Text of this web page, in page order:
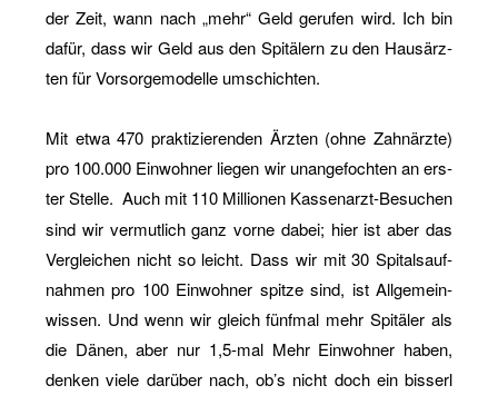
der Zeit, wann nach „mehr“ Geld ge­ru­fen wird. Ich bin
dafür, dass wir Geld aus den Spi­tä­lern zu den Haus­ärz­
ten für Vor­sor­ge­mo­del­le um­schich­ten.
Mit etwa 470 prak­ti­zie­ren­den Ärz­ten (ohne Zahn­ärz­te)
pro 100.000 Ein­woh­ner lie­gen wir un­an­ge­foch­ten an ers­
ter Stel­le. Auch mit 110 Mil­lio­nen Kas­sen­arzt-Be­su­chen
sind wir ver­mut­lich ganz vorne dabei; hier ist aber das
Ver­glei­chen nicht so leicht. Dass wir mit 30 Spi­tals­auf­
nah­men pro 100 Ein­woh­ner spit­ze sind, ist All­ge­mein­
wis­sen. Und wenn wir gleich fünf­mal mehr Spi­tä­ler als
die Dänen, aber nur 1,5-mal Mehr Ein­woh­ner haben,
den­ken viele dar­über nach, ob’s nicht doch ein bis­serl